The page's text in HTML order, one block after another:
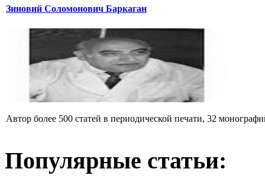
Зиновий Соломонович Баркаган
Автор более 500 статей в периодической печати, 32
Популярные статьи: